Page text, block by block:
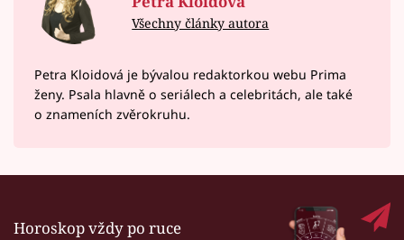
Všechny články autora
Petra Kloidová je bývalou redaktorkou webu Prima
ženy. Psala hlavně o seriálech a celebritách, ale také
o znameních zvěrokruhu.
Horoskop vždy po ruce